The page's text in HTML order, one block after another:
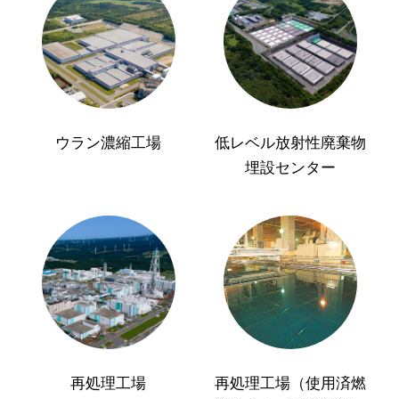
ウラン濃縮工場
低レベル放射性廃棄物
埋設センター
再処理工場
再処理工場（使用済燃